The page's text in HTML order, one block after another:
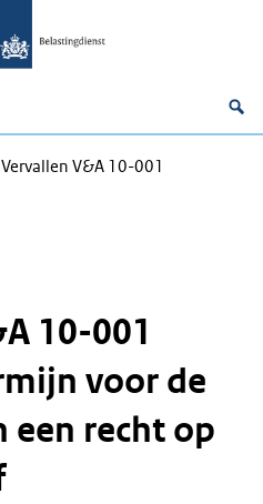
Vervallen V&A 10-001
10-001
voor de
een recht op